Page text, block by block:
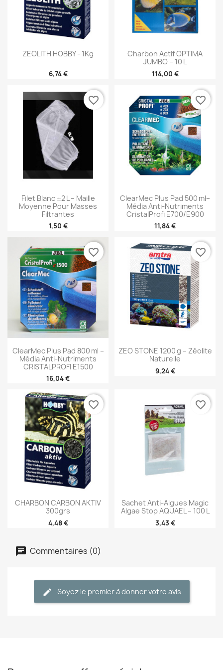
Filet média XL pour grande capacité
Tests d’ammonium et nitrates
Résines anti-phosphates pour une action
complète
Bactéries nitrifiantes pour accélérer la
conversion biologique
ZEOLITH HOBBY - 1Kg
6,74 €
Charbon Actif OPTIMA
JUMBO – 10 L
114,00 €
Filet Blanc ±2 L – Maille
Moyenne Pour Masses
Filtrantes
1,50 €
favorite_border
ClearMec Plus Pad 500 Ml–
Média Anti-Nutriments
CristalProfi E700/e900
11,84 €
favorite_border
ClearMec Plus Pad 800 Ml –
Média Anti-Nutriments
CRISTALPROFI E1500
16,04 €
favorite_border
ZEO STONE 1200 G – Zéolite
Naturelle
9,24 €
favorite_border
CHARBON CARBON AKTIV
300grs
4,48 €
favorite_border
Sachet Anti-Algues Magic
Algae Stop AQUAEL – 100 L
3,43 €
favorite_border
Commentaires (0)
Soyez le premier à donner votre avis